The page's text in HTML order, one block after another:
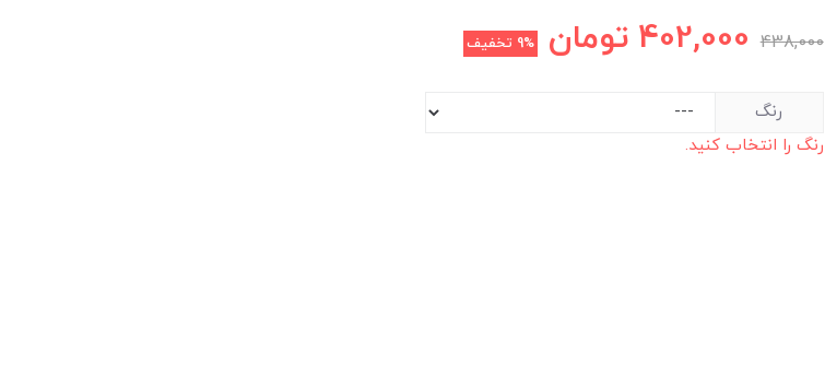
438,000
402,000 تومان 9% تخفیف
رنگ
رنگ را انتخاب کنید.